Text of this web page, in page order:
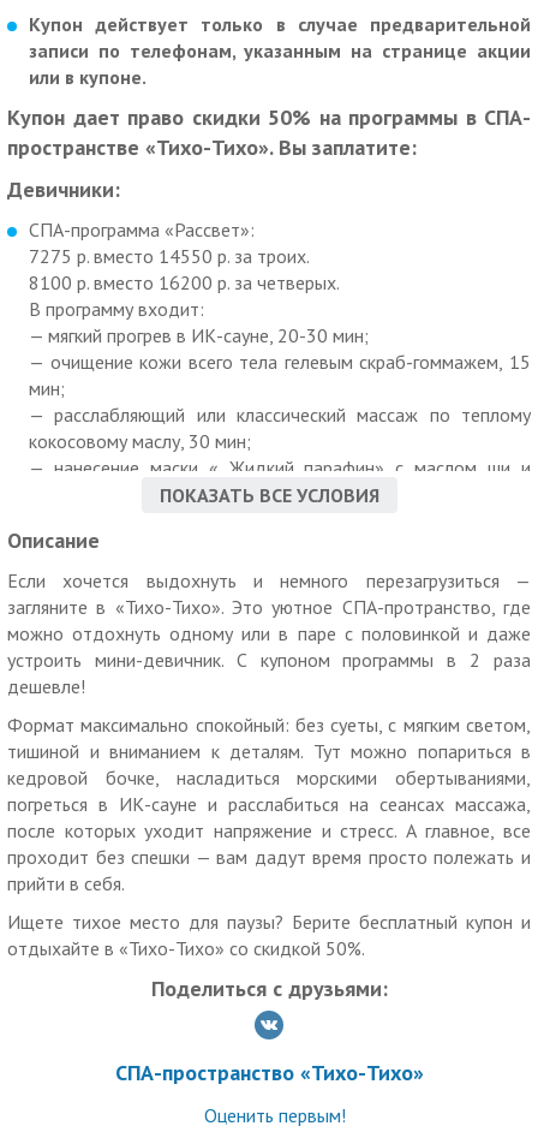
Купон действует только в случае предварительной
записи по телефонам, указанным на странице акции
или в купоне.
Купон дает право скидки 50% на программы в СПА-
пространстве «Тихо-Тихо». Вы заплатите:
Девичники:
СПА-программа «Рассвет»:
7275 р. вместо 14550 р. за троих.
8100 р. вместо 16200 р. за четверых.
В программу входит:
— мягкий прогрев в ИК-сауне, 20-30 мин;
— очищение кожи всего тела гелевым скраб-гоммажем, 15
мин;
— расслабляющий или классический массаж по теплому
кокосовому маслу, 30 мин;
— нанесение маски « Жидкий парафин» с маслом ши и
витамином Е на стопы, 20 мин;
7275 р. вместо 14550 р. за троих.
8100 р. вместо 16200 р. за четверых.
В программу входит:
— распаривание в кедровой бочке с экстрактом цветов и
трав, 20 мин;
— очищение кожи всего тела кремовым пилингом с
косточкой ореха, имбирем и специями, 15 мин;
— обертывание « Зеленый лес» для всего тела в
термоодеяле, 20-30 мин;
— увлажняющая маска на лицо;
— расслабляющий массаж тела теплым цветочным маслом;
— бутылка вина или морса в подарок, фруктовая тарелка.
Программы для одного и пар:
СПА-программа «Ягодный дар»:
3120 р. вместо 6240 р. за одного;
5940 р. вместо 11880 р. за двоих.
— очищение кожи всего тела сахарным скрабом «Черная
— расслабляющий массаж теплым маслом малины, 40 мин;
ПОКАЗАТЬ ВСЕ УСЛОВИЯ
Описание
Если хочется выдохнуть и немного перезагрузиться —
загляните в «Тихо-Тихо». Это уютное СПА-протранство, где
можно отдохнуть одному или в паре с половинкой и даже
устроить мини-девичник. С купоном программы в 2 раза
дешевле!
Формат максимально спокойный: без суеты, с мягким светом,
тишиной и вниманием к деталям. Тут можно попариться в
кедровой бочке, насладиться морскими обертываниями,
погреться в ИК-сауне и расслабиться на сеансах массажа,
после которых уходит напряжение и стресс. А главное, все
проходит без спешки — вам дадут время просто полежать и
прийти в себя.
Ищете тихое место для паузы? Берите бесплатный купон и
отдыхайте в «Тихо-Тихо» со скидкой 50%.
Поделиться с друзьями:
СПА-пространство «Тихо-Тихо»
Оценить первым!